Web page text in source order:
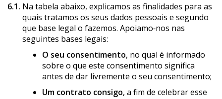
6.1. Na tabela abaixo, explicamos as finalidades para as
quais tratamos os seus dados pessoais e segundo
que base legal o fazemos. Apoiamo‑nos nas
seguintes bases legais:
O seu consentimento, no qual é informado
sobre o que este consentimento significa
antes de dar livremente o seu consentimento;
Um contrato consigo, a fim de celebrar esse